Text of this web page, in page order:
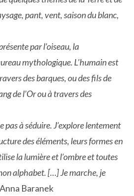
pant, vent, saison du blanc,
par l’oiseau, la
mythologique. L’humain est
des barques, ou des fils de
de l’Or ou à travers des
pas à séduire. J’explore lentement
des éléments, leurs formes en
la lumière et l’ombre et toutes
alphabet. […] Je marche, je
Anna Baranek